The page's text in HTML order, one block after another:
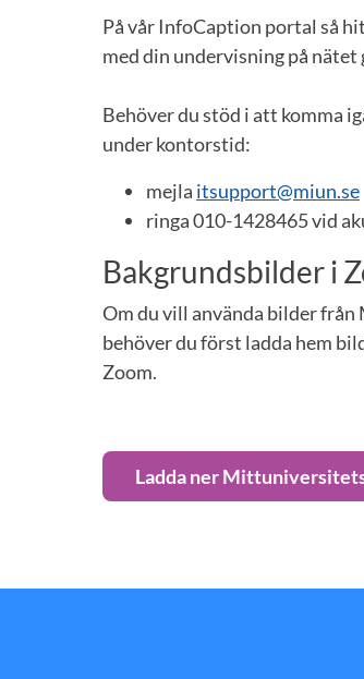
På vår InfoCaption portal så
med din undervisning på nätet
Behöver du stöd i att komma
under kontorstid:
mejla itsupport@miun.se
ringa 010-1428465 vid
Bakgrundsbilder i
Om du vill använda bilder
behöver du först ladda hem
Zoom.
Ladda ner